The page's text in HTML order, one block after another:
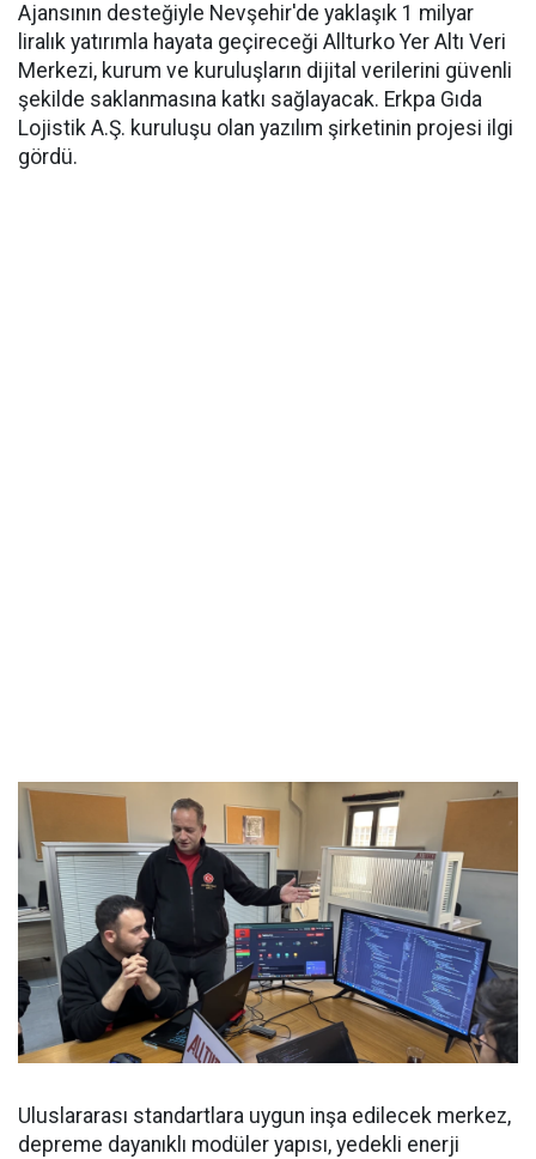
Ajansının desteğiyle Nevşehir'de yaklaşık 1 milyar
liralık yatırımla hayata geçireceği Allturko Yer Altı Veri
Merkezi, kurum ve kuruluşların dijital verilerini güvenli
şekilde saklanmasına katkı sağlayacak. Erkpa Gıda
Lojistik A.Ş. kuruluşu olan yazılım şirketinin projesi ilgi
gördü.
Uluslararası standartlara uygun inşa edilecek merkez,
depreme dayanıklı modüler yapısı, yedekli enerji